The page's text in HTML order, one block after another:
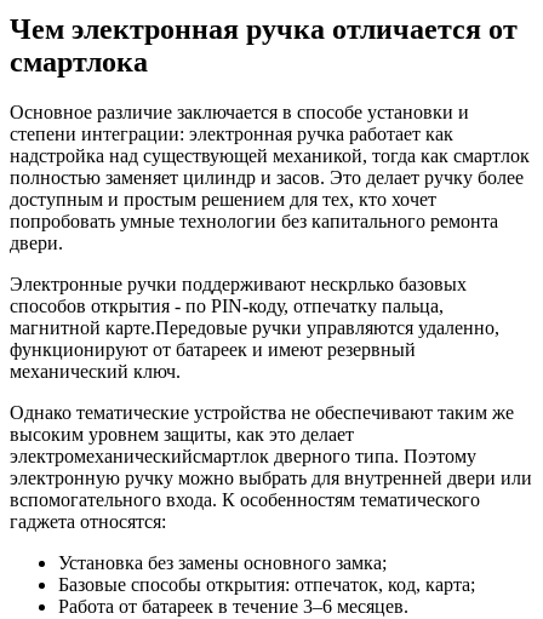
Чем электронная ручка отличается от
смартлока
Основное различие заключается в способе установки и
степени интеграции: электронная ручка работает как
надстройка над существующей механикой, тогда как смартлок
полностью заменяет цилиндр и засов. Это делает ручку более
доступным и простым решением для тех, кто хочет
попробовать умные технологии без капитального ремонта
двери.
Электронные ручки поддерживают нескрлько базовых
способов открытия - по PIN-коду, отпечатку пальца,
магнитной карте.Передовые ручки управляются удаленно,
функционируют от батареек и имеют резервный
механический ключ.
Однако тематические устройства не обеспечивают таким же
высоким уровнем защиты, как это делает
электромеханическийсмартлок дверного типа. Поэтому
электронную ручку можно выбрать для внутренней двери или
вспомогательного входа. К особенностям тематического
гаджета относятся:
Установка без замены основного замка;
Базовые способы открытия: отпечаток, код, карта;
Работа от батареек в течение 3–6 месяцев.